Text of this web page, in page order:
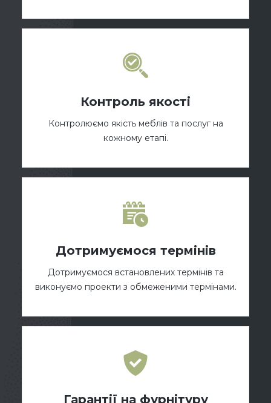
Контроль якості
Контролюємо якість меблів та послуг на
кожному етапі.
Дотримуємося термінів
Дотримуємося встановлених термінів та
виконуємо проекти з обмеженими термінами.
Гарантії на фурнітуру